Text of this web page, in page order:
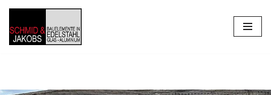
Zum
Inhalt